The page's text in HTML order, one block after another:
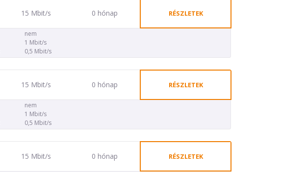
15 Mbit/s 0 hónap RÉSZLETEK
nem
1 Mbit/s
0,5 Mbit/s
15 Mbit/s 0 hónap RÉSZLETEK
nem
1 Mbit/s
0,5 Mbit/s
15 Mbit/s 0 hónap RÉSZLETEK